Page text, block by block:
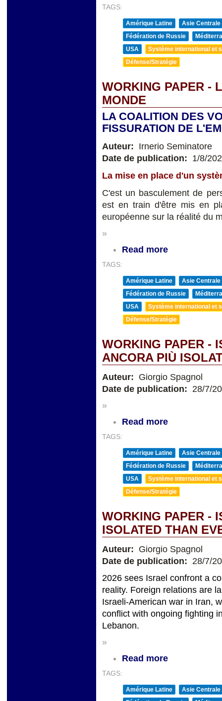
TAGS:
Amérique Latine
Asie Centrale
Fédération de Russie
USA
Système international et
Défense/Stratégie
WORKING PAPER -
MONDE
LA COALITION DES
FISSURATION DE
Auteur: Irnerio Seminatore
Date de publication: 1/8/
La mise en place d'un
C'est un basculement de
est en train d'être mis en
européenne sur la réalité du
»
Read more
TAGS:
Amérique Latine
Asie Centrale
Fédération de Russie
USA
Système international et
Défense/Stratégie
WORKING PAPER -
ANCORA PIÙ
Auteur: Giorgio Spagnol
Date de publication: 28/7/
»
Read more
TAGS:
Amérique Latine
Asie Centrale
Fédération de Russie
USA
Système international et
Défense/Stratégie
WORKING PAPER -
ISOLATED THAN
Auteur: Giorgio Spagnol
Date de publication: 28/7/
2026 sees Israel confront a
reality. Foreign relations are
Israeli-American war in Iran,
conflict with ongoing fighting
Lebanon.
»
Read more
TAGS:
Amérique Latine
Asie Centrale